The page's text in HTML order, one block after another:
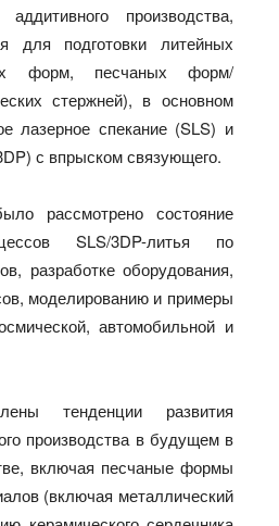
производства,
для подготовки литейных
форм, песчаных форм/
стержней), в основном
лазерное спекание (SLS) и
с впрыском связующего.
рассмотрено состояние
SLS/3DP-литья по
разработке оборудования,
моделированию и примеры
автомобильной и
тенденции развития
производства в будущем в
включая песчаные формы
(включая металлический